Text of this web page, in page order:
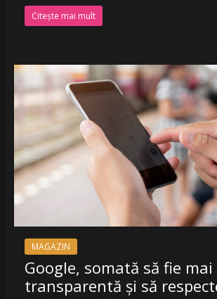
Citește mai mult
MAGAZIN
Google, somată să fie mai
transparentă și să